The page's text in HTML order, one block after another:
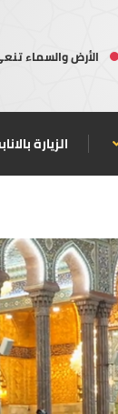
الأرض والسماء
الزيارة